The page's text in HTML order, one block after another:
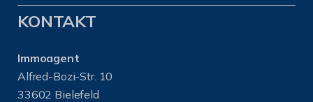
KONTAKT
Immoagent
Alfred-Bozi-Str. 10
33602 Bielefeld